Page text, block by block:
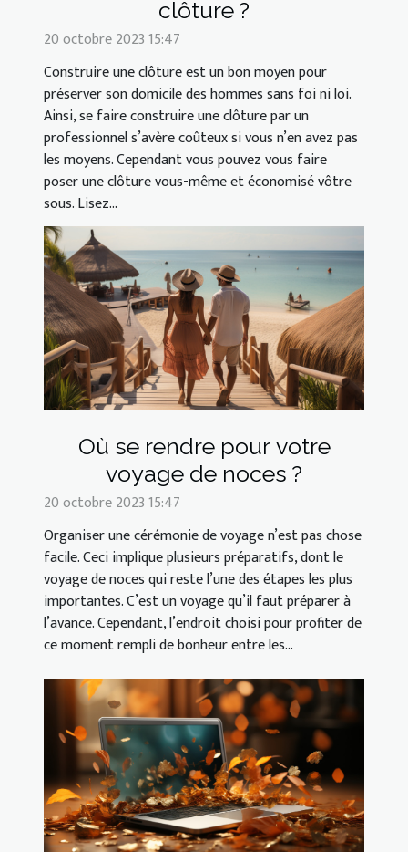
clôture ?
20 octobre 2023 15:47
Construire une clôture est un bon moyen pour
préserver son domicile des hommes sans foi ni loi.
Ainsi, se faire construire une clôture par un
professionnel s’avère coûteux si vous n’en avez pas
les moyens. Cependant vous pouvez vous faire
poser une clôture vous-même et économisé vôtre
sous. Lisez...
Où se rendre pour votre
voyage de noces ?
20 octobre 2023 15:47
Organiser une cérémonie de voyage n’est pas chose
facile. Ceci implique plusieurs préparatifs, dont le
voyage de noces qui reste l’une des étapes les plus
importantes. C’est un voyage qu’il faut préparer à
l’avance. Cependant, l’endroit choisi pour profiter de
ce moment rempli de bonheur entre les...